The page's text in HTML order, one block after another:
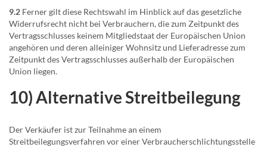
9.2 Ferner gilt diese Rechtswahl im Hinblick auf das gesetzliche
Widerrufsrecht nicht bei Verbrauchern, die zum Zeitpunkt des
Vertragsschlusses keinem Mitgliedstaat der Europäischen Union
angehören und deren alleiniger Wohnsitz und Lieferadresse zum
Zeitpunkt des Vertragsschlusses außerhalb der Europäischen
Union liegen.
10) Alternative Streitbeilegung
Der Verkäufer ist zur Teilnahme an einem
Streitbeilegungsverfahren vor einer Verbraucherschlichtungsstelle